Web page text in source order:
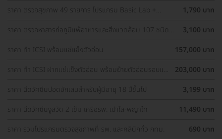
ไปราคา ตรวจสุขภาพ 49 รายการ โปรแกรม Basic Lab +
1,790 บาท
ราคา ตรวจหาสารก่อภูมิแพ้อาหารและสิ่งแวดล้อม 107 ชนิด
3,100 บาท
ราคา ทำ ICSI พร้อมแช่แข็งตัวอ่อน
157,000 บาท
ราคา ทำ ICSI ฝากแช่แข็งตัวอ่อน พร้อมย้ายตัวอ่อนรอบแช่
203,000 บาท
ราคา ฉีดวัคซีนปอดอักเสบสำหรับผู้มีอายุ 18 ปีขึ้นไป
3,199 บาท
ราคา ฉีดวัคซีนงูสวัด 2 เข็ม เครือรพ. เปาโล-พญาไท
11,490 บาท
ราคา รวมโปรแกรมตรวจสุขภาพที่ รพ. และคลินิกทั่ว กทม.
690 บาท